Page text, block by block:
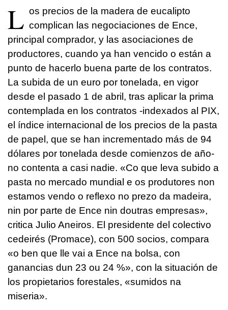
L os precios de la madera de eucalipto
complican las negociaciones de Ence,
principal comprador, y las asociaciones de
productores, cuando ya han vencido o están a
punto de hacerlo buena parte de los contratos.
La subida de un euro por tonelada, en vigor
desde el pasado 1 de abril, tras aplicar la prima
contemplada en los contratos -indexados al PIX,
el índice internacional de los precios de la pasta
de papel, que se han incrementado más de 94
dólares por tonelada desde comienzos de año-
no contenta a casi nadie. «Co que leva subido a
pasta no mercado mundial e os produtores non
estamos vendo o reflexo no prezo da madeira,
nin por parte de Ence nin doutras empresas»,
critica Julio Aneiros. El presidente del colectivo
cedeirés (Promace), con 500 socios, compara
«o ben que lle vai a Ence na bolsa, con
ganancias dun 23 ou 24 %», con la situación de
los propietarios forestales, «sumidos na
miseria».